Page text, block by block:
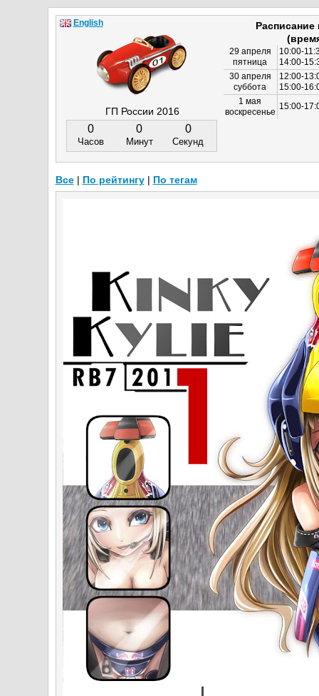
ГП России 2016
0
Часов
0
Минут
0
Секунд
29 апреля
пятница
10:00-
14:00-
30 апреля
суббота
12:00-
15:00-
1 мая
воскресенье
15:00-
English
Все| По рейтингу| По тегам